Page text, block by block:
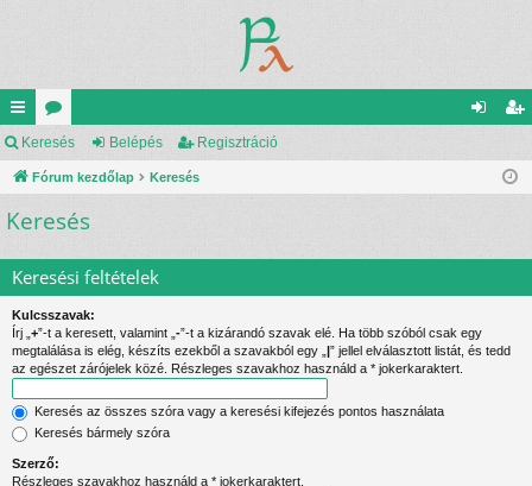
yo
rs
lin
k
ór
u
m
is
Keresés Belépés Regisztráció
Fórum kezdőlap Keresés
Keresés
Keresési feltételek
Kulcsszavak:
Írj „ +”-t a keresett, valamint „ -”-t a kizárandó szavak elé. Ha több szóból csak egy
megtalálása is elég, készíts ezekből a szavakból egy „ |” jellel elválasztott listát, és tedd
az egészet zárójelek közé. Részleges szavakhoz használd a * jokerkaraktert.
Keresés az összes szóra vagy a keresési kifejezés pontos használata
Keresés bármely szóra
Szerző:
Részleges szavakhoz használd a * jokerkaraktert.